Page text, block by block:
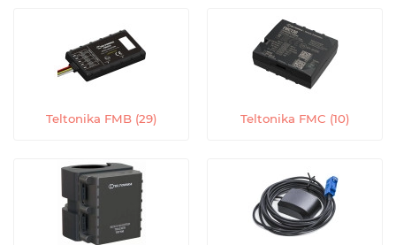
Teltonika FMB (29) Teltonika FMC (10)